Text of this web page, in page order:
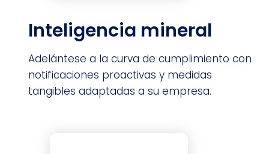
Inteligencia mineral
Adelántese a la curva de cumplimiento con
notificaciones proactivas y medidas
tangibles adaptadas a su empresa.